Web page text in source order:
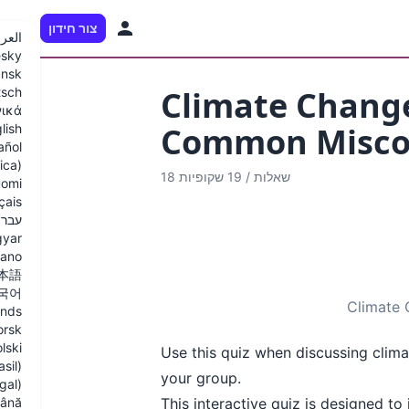
צור חידון
語
어
Climate
Common
18 שאלות / 19 שקופיות
Climate
Use this quiz when discussing
your group.
This interactive quiz is designed